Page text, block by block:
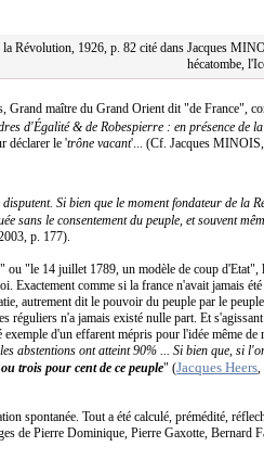
Révolution, 1926, p. 82 cité dans Jacques
hécatombe,
maître du Grand Orient dit "de France",
d'Égalité & de Robespierre : en présence de
déclarer le 'trône vacant'... (Cf. Jacques MINOIS,
Si bien que le moment fondateur de la
sans le consentement du peuple, et souvent
p. 177).
"le 14 juillet 1789, un modèle de coup d'Etat",
Exactement comme si la france n'avait jamais
autrement dit le pouvoir du peuple par le
réguliers n'a jamais existé nulle part. Et
d'un effarent mépris pour l'idée même de
abstentions ont atteint 90% ... Si bien que, si
trois pour cent de ce peuple" (Jacques Heers
spontanée. Tout a été calculé, prémédité,
de Pierre Dominique, Pierre Gaxotte, Bernard